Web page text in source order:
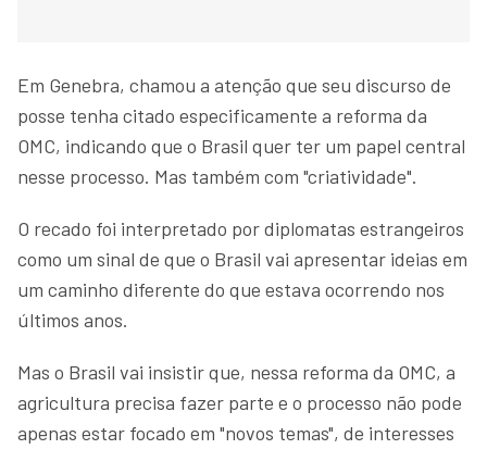
Em Genebra, chamou a atenção que seu discurso de
posse tenha citado especificamente a reforma da
OMC, indicando que o Brasil quer ter um papel central
nesse processo. Mas também com "criatividade".
O recado foi interpretado por diplomatas estrangeiros
como um sinal de que o Brasil vai apresentar ideias em
um caminho diferente do que estava ocorrendo nos
últimos anos.
Mas o Brasil vai insistir que, nessa reforma da OMC, a
agricultura precisa fazer parte e o processo não pode
apenas estar focado em "novos temas", de interesses